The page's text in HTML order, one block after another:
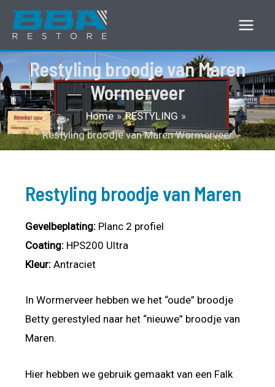
naar
de
inhoudRestyling broodje van Maren
Wormerveer
Home
RESTYLING
Restyling broodje van Maren Wormerveer
Restyling broodje van Maren
Gevelbeplating: Planc 2 profiel
Coating: HPS200 Ultra
Kleur: Antraciet
In Wormerveer hebben we het “oude” broodje
Betty gerestyled naar het “nieuwe” broodje van
Maren.
Hier hebben we gebruik gemaakt van een Falk